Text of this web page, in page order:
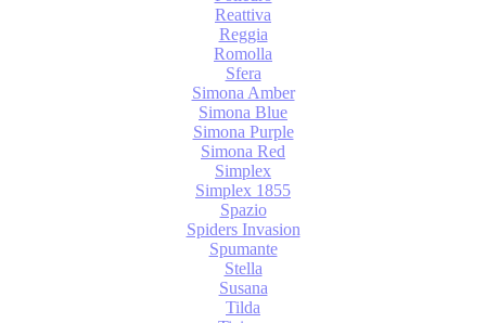
Reattiva
Reggia
Romolla
Sfera
Simona Amber
Simona Blue
Simona Purple
Simona Red
Simplex
Simplex 1855
Spazio
Spiders Invasion
Spumante
Stella
Susana
Tilda